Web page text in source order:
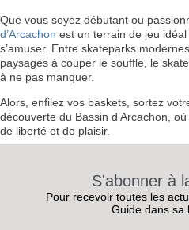
Que vous soyez débutant ou
d’Arcachon est un terrain de jeu
s’amuser. Entre skateparks
paysages à couper le souffle, le
à ne pas manquer.
Alors, enfilez vos baskets, sortez
découverte du Bassin d’Arcachon,
de liberté et de plaisir.
S'abonner à
Pour recevoir toutes les
Guide dans sa